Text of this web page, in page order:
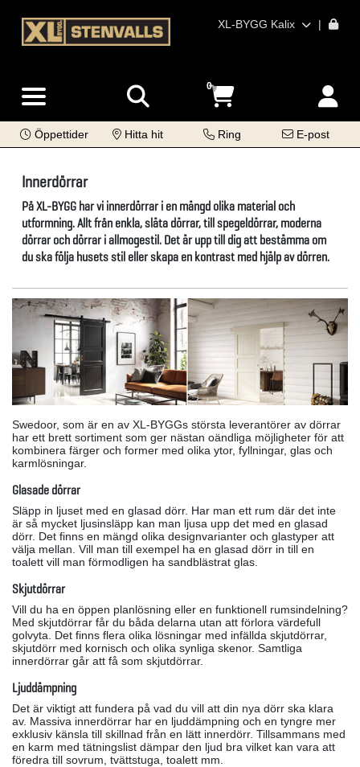
XL-BYGG Kalix |
0
Öppettider Hitta hit Ring E-post
Innerdörrar
På XL-BYGG har vi innerdörrar i en mängd olika material och
utformning. Allt från enkla, släta dörrar, till spegeldörrar, moderna
dörrar och dörrar i allmogestil. Det är upp till dig att bestämma om
du ska följa husets stil eller skapa en kontrast med hjälp av dörren.
Swedoor, som är en av XL-BYGGs största leverantörer av dörrar
har ett brett sortiment som ger nästan oändliga möjligheter för att
kombinera färger och former med olika ytor, fyllningar, glas och
karmlösningar.
Glasade dörrar
Släpp in ljuset med en glasad dörr. Har man ett rum där det inte
är så mycket ljusinsläpp kan man ljusa upp det med en glasad
dörr. Det finns en mängd olika designvarianter och glastyper att
välja mellan. Vill man till exempel ha en glasad dörr in till en
toalett vill man förmodligen ha sandblästrat glas.
Skjutdörrar
Vill du ha en öppen planlösning eller en funktionell rumsindelning?
Med skjutdörrar får du båda delarna utan att förlora värdefull
golvyta. Det finns flera olika lösningar med infällda skjutdörrar,
skjutdörr med kornisch och olika synliga skenor. Samtliga
innerdörrar går att få som skjutdörrar.
Ljuddämpning
Det är viktigt att fundera på vad du vill att din nya dörr ska klara
av. Massiva innerdörrar har en ljuddämpning och en tyngre mer
exklusiv känsla till skillnad från en lätt innerdörr. Tillsammans med
en karm med tätningslist dämpar den ljud bra vilket kan vara att
föredra till sovrum, tvättstuga, toalett mm.